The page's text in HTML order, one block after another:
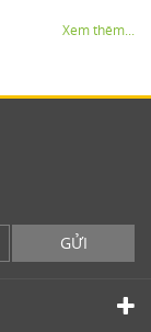
Xem thêm...
GỬI